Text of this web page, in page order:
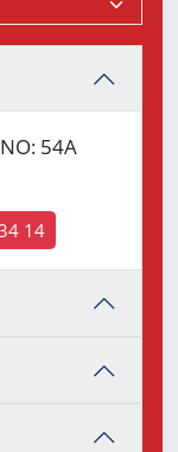
54A
14